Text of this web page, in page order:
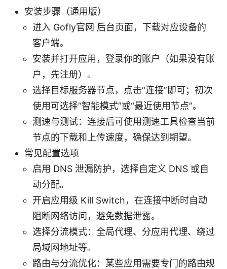
安装步骤（通用版）
进入 Gofly官网 后台页面，下载对应设备的
客户端。
安装并打开应用，登录你的账户（如果没有账
户，先注册）。
选择目标服务器节点，点击“连接”即可；初次
使用可选择“智能模式”或“最近使用节点”。
测速与测试：连接后可使用测速工具检查当前
节点的下载和上传速度，确保达到期望。
常见配置选项
启用 DNS 泄漏防护，选择自定义 DNS 或自
动分配。
开启应用级 Kill Switch，在连接中断时自动
阻断网络访问，避免数据泄露。
选择分流模式：全局代理、分应用代理、绕过
局域网地址等。
路由与分流优化：某些应用需要专门的路由规